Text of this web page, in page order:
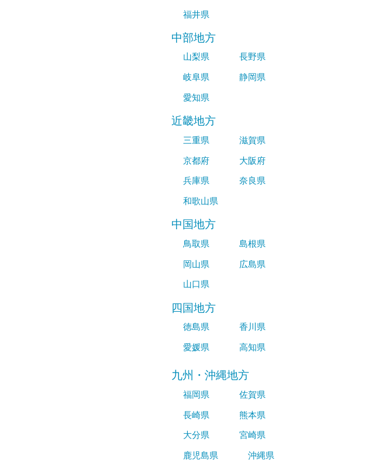
福井県
中部地方
山梨県
長野県
岐阜県
静岡県
愛知県
近畿地方
三重県
滋賀県
京都府
大阪府
兵庫県
奈良県
和歌山県
中国地方
鳥取県
島根県
岡山県
広島県
山口県
四国地方
徳島県
香川県
愛媛県
高知県
九州・沖縄地方
福岡県
佐賀県
長崎県
熊本県
大分県
宮崎県
鹿児島県
沖縄県